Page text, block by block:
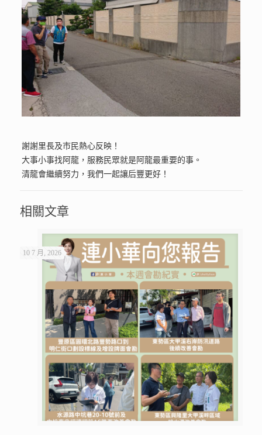
謝謝里長及市民熱心反映！
大事小事找阿龍，服務民眾就是阿龍最重要的事。
清龍會繼續努力，我們一起讓后豐更好！
相關文章
10 7 月, 2026